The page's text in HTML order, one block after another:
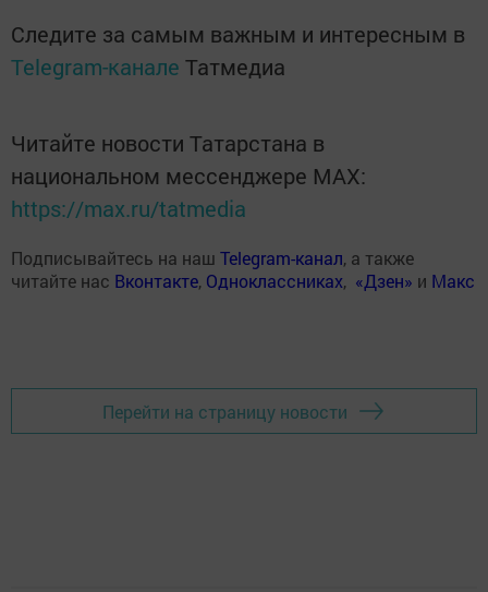
Следите за самым важным и интересным в
Telegram-канале Татмедиа
Читайте новости Татарстана в
национальном мессенджере MАХ:
https://max.ru/tatmedia
Подписывайтесь на наш Telegram-канал, а также
читайте нас Вконтакте, Одноклассниках, «Дзен» и Макс
Перейти на страницу новости